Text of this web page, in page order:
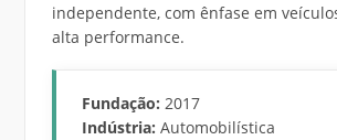
independente, com ênfase em
alta performance.
Fundação: 2017
Indústria: Automobilística